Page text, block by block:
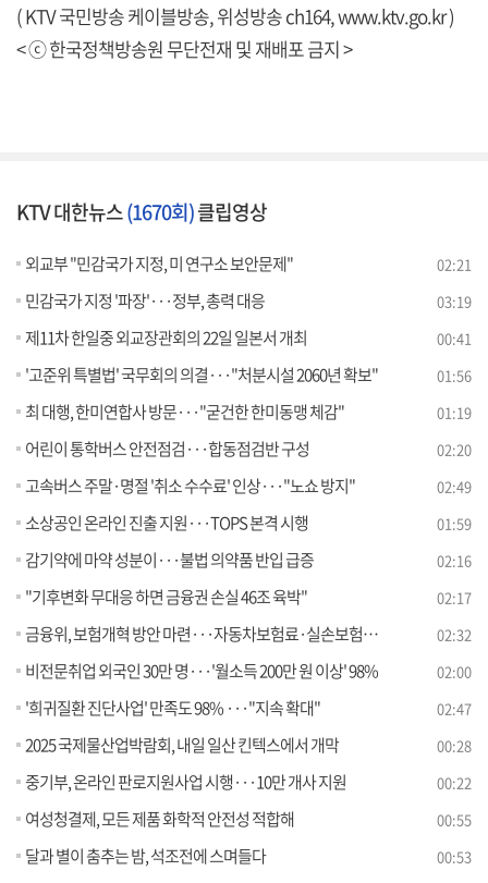
( KTV 국민방송 케이블방송, 위성방송 ch164,www.ktv.go.kr)
< ⓒ 한국정책방송원 무단전재 및 재배포 금지 >
KTV 대한뉴스(1670회)클립영상
외교부 "민감국가 지정, 미 연구소 보안문제" 02:21
민감국가 지정 '파장'···정부, 총력 대응 03:19
제11차 한일중 외교장관회의 22일 일본서 개최 00:41
'고준위 특별법' 국무회의 의결···"처분시설 2060년 확보" 01:56
최 대행, 한미연합사 방문···"굳건한 한미동맹 체감" 01:19
어린이 통학버스 안전점검···합동점검반 구성 02:20
고속버스 주말·명절 '취소 수수료' 인상···"노쇼 방지" 02:49
소상공인 온라인 진출 지원···TOPS 본격 시행 01:59
감기약에 마약 성분이···불법 의약품 반입 급증 02:16
"기후변화 무대응 하면 금융권 손실 46조 육박" 02:17
금융위, 보험개혁 방안 마련···자동차보험료·실손보험 인하 02:32
비전문취업 외국인 30만 명···'월소득 200만 원 이상' 98% 02:00
'희귀질환 진단사업' 만족도 98% ···"지속 확대" 02:47
2025 국제물산업박람회, 내일 일산 킨텍스에서 개막 00:28
중기부, 온라인 판로지원사업 시행···10만 개사 지원 00:22
여성청결제, 모든 제품 화학적 안전성 적합해 00:55
달과 별이 춤추는 밤, 석조전에 스며들다 00:53